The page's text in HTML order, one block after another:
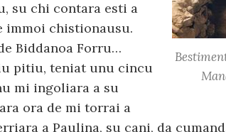
su chi contara esti a
immoi chistionausu.
Biddanoa Forru…
pitiu, teniat unu cincu
mi ingoliara a su
ora de mi torrai a
a Paulina, su cani, da